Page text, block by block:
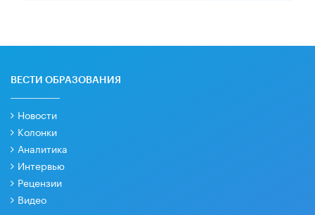
ВЕСТИ ОБРАЗОВАНИЯ
Новости
Колонки
Аналитика
Интервью
Рецензии
Видео